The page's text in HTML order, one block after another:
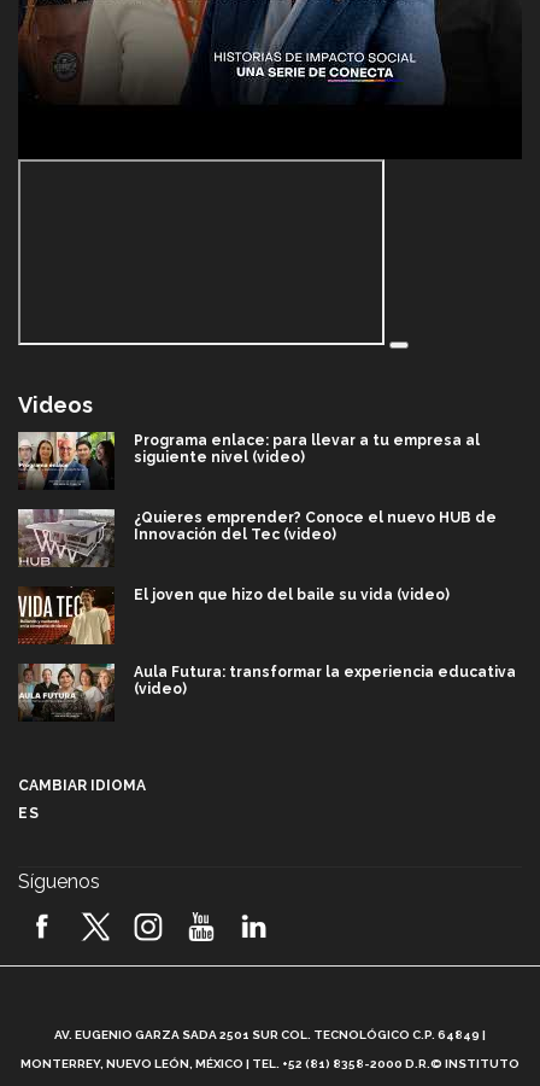
Videos
Programa enlace: para llevar a tu empresa al
siguiente nivel (video)
¿Quieres emprender? Conoce el nuevo HUB de
Innovación del Tec (video)
El joven que hizo del baile su vida (video)
Aula Futura: transformar la experiencia educativa
(video)
2026! (video)
¿Cómo es el Modelo Educativo Tec? (video)
CAMBIAR IDIOMA
ES
Síguenos
AV. EUGENIO GARZA SADA 2501 SUR COL. TECNOLÓGICO C.P. 64849 |
MONTERREY, NUEVO LEÓN, MÉXICO | TEL. +52 (81) 8358-2000 D.R.© INSTITUTO